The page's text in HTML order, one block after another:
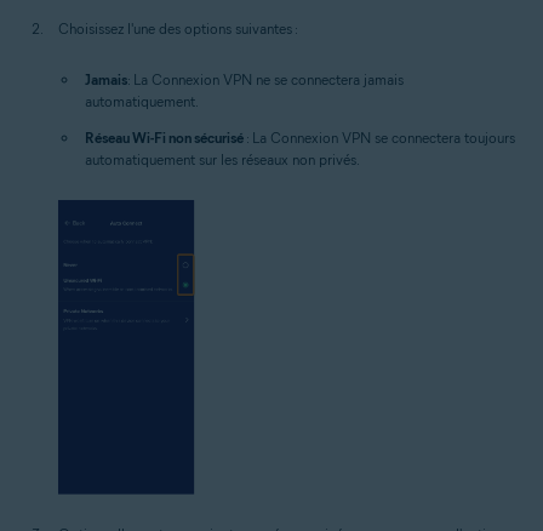
Choisissez l'une des options suivantes :
Jamais: La Connexion VPN ne se connectera jamais
automatiquement.
Réseau Wi-Fi non sécurisé : La Connexion VPN se connectera toujours
automatiquement sur les réseaux non privés.